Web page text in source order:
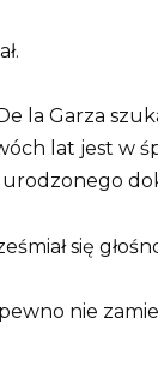
la Garza
lat jest w
się
nie